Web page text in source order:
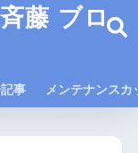
藤 ブロ
事 メンテナンスカ